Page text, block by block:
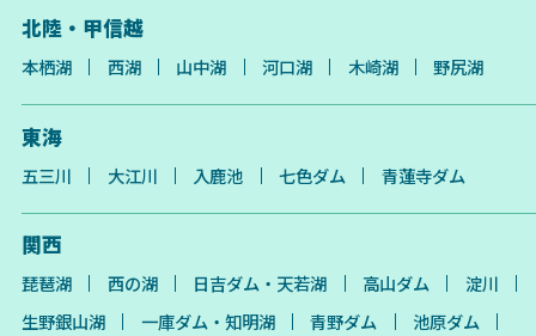
北陸・甲信越
本栖湖 西湖 山中湖 河口湖 木崎湖 野尻湖
東海
五三川 大江川 入鹿池 七色ダム 青蓮寺ダム
関西
琵琶湖 西の湖 日吉ダム・天若湖 高山ダム
淀川
生野銀山湖
一庫ダム・知明湖 青野ダム
池原ダム